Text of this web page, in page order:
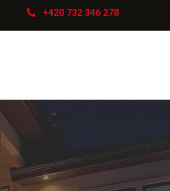
+420 732 346 278